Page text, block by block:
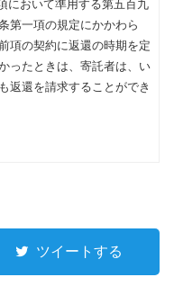
において準用する第五百九
第一項の規定にかかわら
項の契約に返還の時期を定
ったときは、寄託者は、い
返還を請求することができ
ツイートする